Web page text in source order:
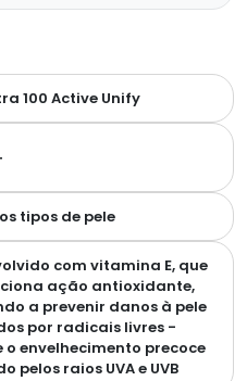
100 Active Unify
tipos de pele
com vitamina E, que
ação antioxidante,
a prevenir danos à pele
por radicais livres -
o envelhecimento precoce
pelos raios UVA e UVB